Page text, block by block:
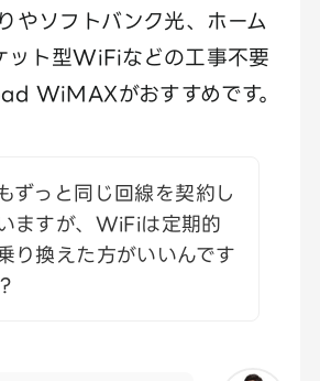
やソフトバンク光、ホーム
ット型WiFiなどの工事不要
WiMAXがおすすめです。
ずっと同じ回線を契約し
ますが、WiFiは定期的
り換えた方がいいんです